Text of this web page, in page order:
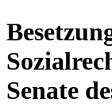
Senate